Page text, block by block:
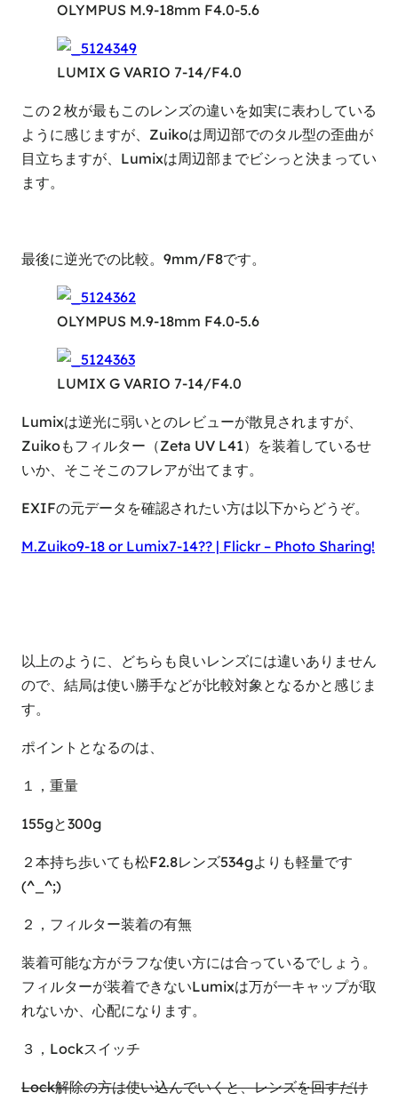
OLYMPUS M.9-18mm F4.0-5.6
LUMIX G VARIO 7-14/F4.0
この２枚が最もこのレンズの違いを如実に表わしている
ように感じますが、Zuikoは周辺部でのタル型の歪曲が
目立ちますが、Lumixは周辺部までビシっと決まってい
ます。
最後に逆光での比較。9mm/F8です。
OLYMPUS M.9-18mm F4.0-5.6
LUMIX G VARIO 7-14/F4.0
Lumixは逆光に弱いとのレビューが散見されますが、
Zuikoもフィルター（Zeta UV L41）を装着しているせ
いか、そこそこのフレアが出てます。
EXIFの元データを確認されたい方は以下からどうぞ。
M.Zuiko9-18 or Lumix7-14?? | Flickr – Photo Sharing!
以上のように、どちらも良いレンズには違いありません
ので、結局は使い勝手などが比較対象となるかと感じま
す。
ポイントとなるのは、
１，重量
155gと300g
２本持ち歩いても松F2.8レンズ534gよりも軽量です
(^_^;)
２，フィルター装着の有無
装着可能な方がラフな使い方には合っているでしょう。
フィルターが装着できないLumixは万が一キャップが取
れないか、心配になります。
３，Lockスイッチ
Lock解除の方は使い込んでいくと、レンズを回すだけ